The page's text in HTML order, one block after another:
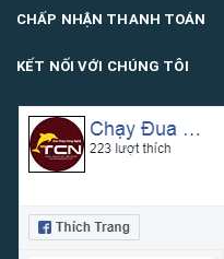
CHẤP NHẬN THANH TOÁN
KẾT NỐI VỚI CHÚNG TÔI